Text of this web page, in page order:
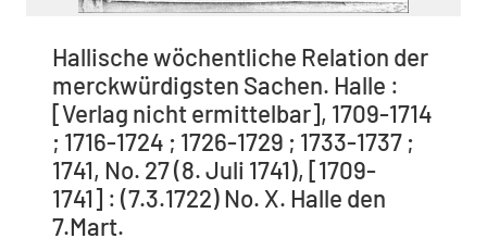
Hallische wöchentliche Relation der
merckwürdigsten Sachen. Halle :
[Verlag nicht ermittelbar], 1709-1714
; 1716-1724 ; 1726-1729 ; 1733-1737 ;
1741, No. 27 (8. Juli 1741), [1709-
1741] : (7.3.1722) No. X. Halle den
7.Mart.